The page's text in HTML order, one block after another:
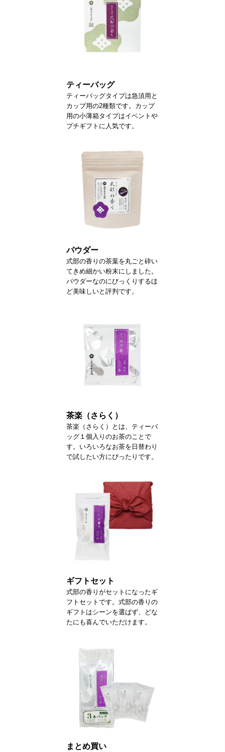
ティーバッグ
ティーバッグタイプは急須用と
カップ用の2種類です。カップ
用の小薄箱タイプはイベントや
プチギフトに人気です。
パウダー
式部の香りの茶葉を丸ごと砕い
てきめ細かい粉末にしました。
パウダーなのにびっくりするほ
ど美味しいと評判です。
茶楽（さらく）
茶楽（さらく）とは、ティーバ
ッグ１個入りのお茶のことで
す。いろいろなお茶を日替わり
で試したい方にぴったりです。
ギフトセット
式部の香りがセットになったギ
フトセットです。式部の香りの
ギフトはシーンを選ばず、どな
たにも喜んでいただけます。
まとめ買い